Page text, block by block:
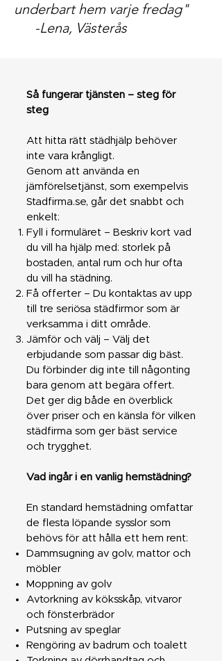
underbart hem varje fredag"
-Lena, Västerås
Så fungerar tjänsten – steg för
steg
Att hitta rätt städhjälp behöver
inte vara krångligt.
Genom att använda en
jämförelsetjänst, som exempelvis
Stadfirma.se, går det snabbt och
enkelt:
Fyll i formuläret – Beskriv kort vad
du vill ha hjälp med: storlek på
bostaden, antal rum och hur ofta
du vill ha städning.
Få offerter – Du kontaktas av upp
till tre seriösa städfirmor som är
verksamma i ditt område.
Jämför och välj – Välj det
erbjudande som passar dig bäst.
Du förbinder dig inte till någonting
bara genom att begära offert.
Det ger dig både en överblick
över priser och en känsla för vilken
städfirma som ger bäst service
och trygghet.
Vad ingår i en vanlig hemstädning?
En standard hemstädning omfattar
de flesta löpande sysslor som
behövs för att hålla ett hem rent:
Dammsugning av golv, mattor och
möbler
Moppning av golv
Avtorkning av köksskåp, vitvaror
och fönsterbrädor
Putsning av speglar
Rengöring av badrum och toalett